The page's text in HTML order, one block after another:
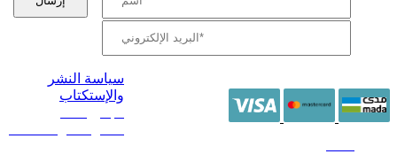
سياسة النشر
والإستكتاب